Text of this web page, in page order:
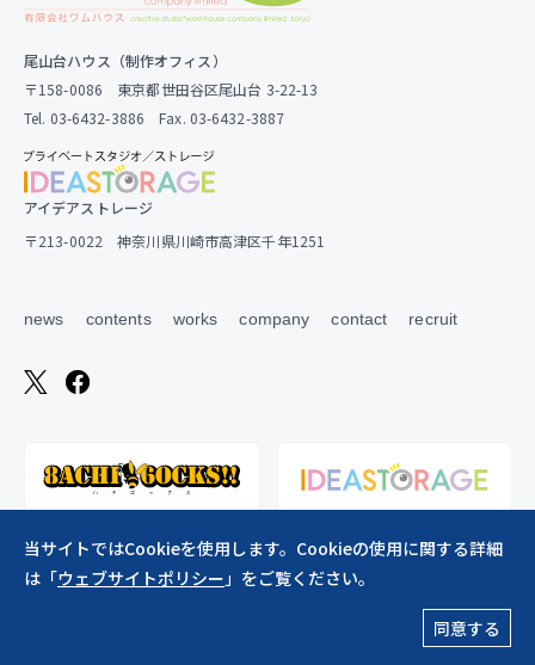
尾山台ハウス（制作オフィス）
〒158-0086 東京都世田谷区尾山台 3-22-13
Tel. 03-6432-3886 Fax. 03-6432-3887
アイデアストレージ
〒213-0022 神奈川県川崎市高津区千年1251
news contents works company contact recruit
Copylight ©︎2026 creative studio*wamhouse co., ltd. All Rights Reserved.
同意する
当サイトではCookieを使用します。Cookieの使用に関する詳細
は「ウェブサイトポリシー」をご覧ください。